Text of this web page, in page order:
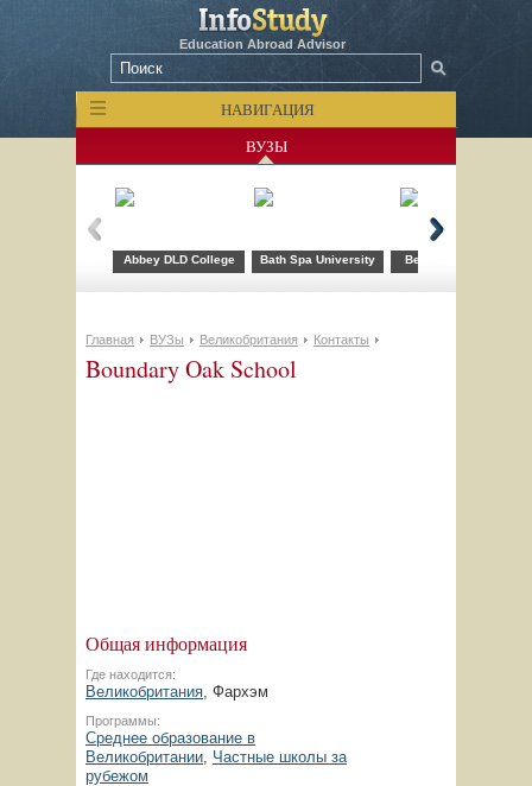
Education Abroad Advisor
НАВИГАЦИЯ
ВУЗЫ
Abbey DLD College Bath Spa University Bellerbys College
Главная ВУЗы Великобритания Контакты
Boundary Oak School
Общая информация
Где находится:
Великобритания, Фархэм
Программы:
Среднее образование в
Великобритании, Частные школы за
рубежом